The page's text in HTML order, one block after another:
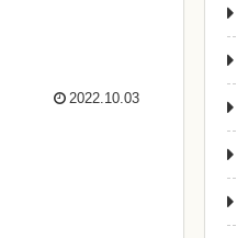
2022.10.03